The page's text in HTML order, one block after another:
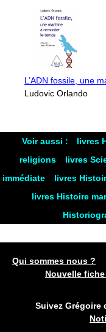
L’ADN fossile, une
Ludovic Orlando
Voir aussi : livres
religions
livres
immédiate
livres
livres Histoire
Qui sommes nous ?
Nouvelle
Suivez Grégoire